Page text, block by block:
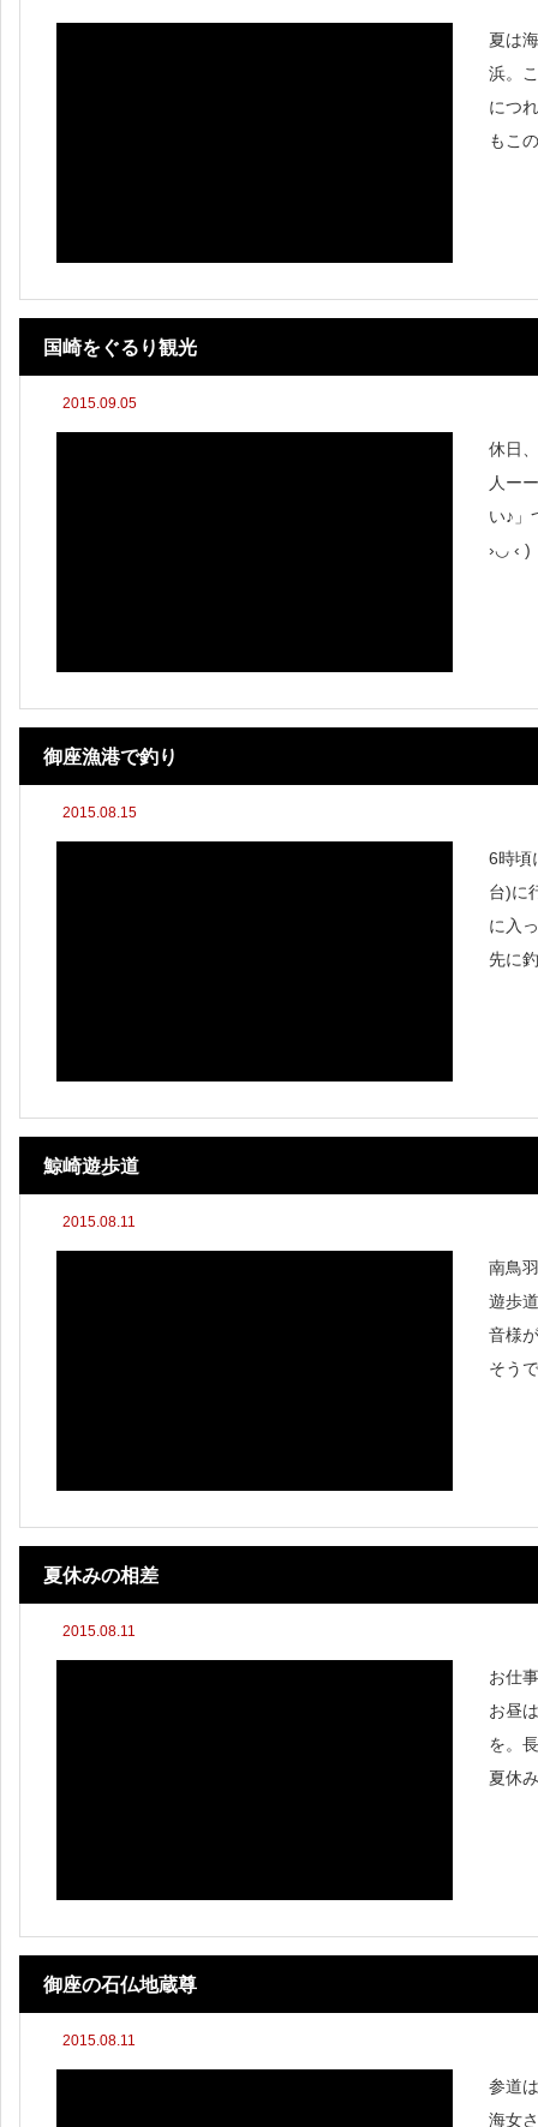
夏は
浜。
につ
もこ
国崎をぐるり観光
2015.09.05
休日
人ー
い♪」
›◡ ‹ )
御座漁港で釣り
2015.08.15
6時頃
台)に
に入
先に
鯨崎遊歩道
2015.08.11
南鳥
遊歩
音様
そう
夏休みの相差
2015.08.11
お仕
お昼
を。
夏休
御座の石仏地蔵尊
2015.08.11
参道
海女